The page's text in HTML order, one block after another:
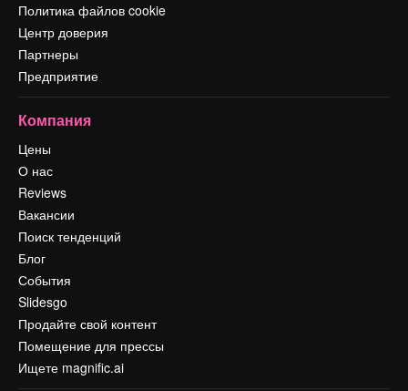
Политика файлов cookie
Центр доверия
Партнеры
Предприятие
Компания
Цены
О нас
Reviews
Вакансии
Поиск тенденций
Блог
События
Slidesgo
Продайте свой контент
Помещение для прессы
Ищете magnific.ai